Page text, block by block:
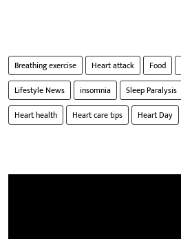
Breathing exercise Heart attack Food
Lifestyle News
insomnia Sleep Paralysis
Heart health
Heart care tips Heart Day